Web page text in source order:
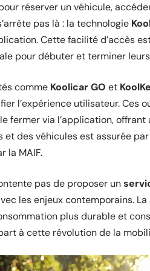
réserver un véhicule,
pas là : la technologie
Cette facilité d’accès
pour débuter et terminer
comme Koolicar GO et
l’expérience utilisateur. Ces
fermer via l’application,
et des véhicules est assurée
la MAIF.
pas de proposer un
les enjeux contemporains.
plus durable et
à cette révolution de la